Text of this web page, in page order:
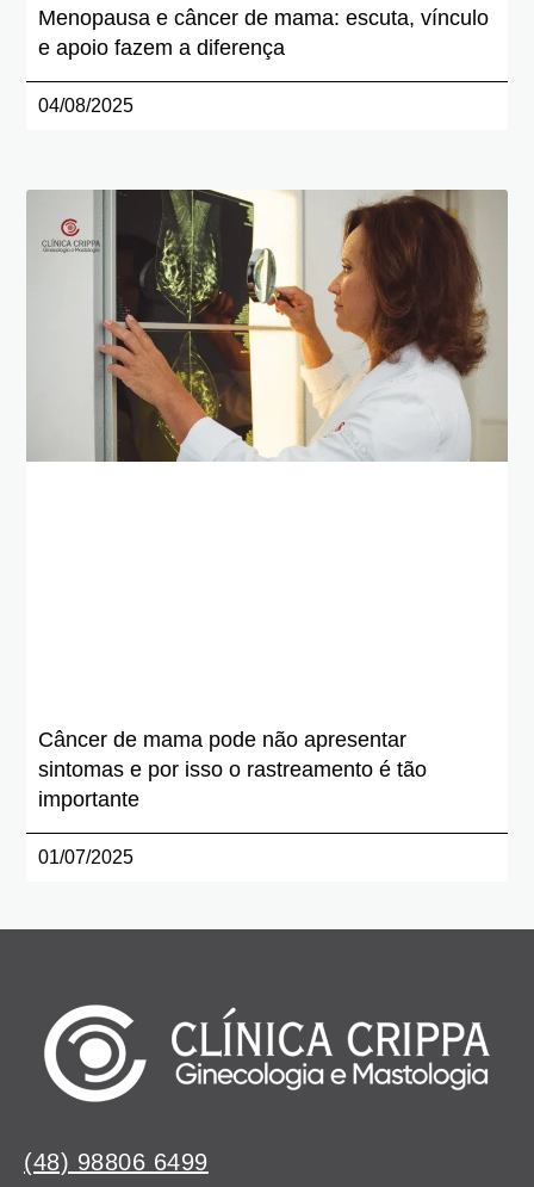
Menopausa e câncer de mama: escuta, vínculo
e apoio fazem a diferença
04/08/2025
Câncer de mama pode não apresentar
sintomas e por isso o rastreamento é tão
importante
01/07/2025
(48) 98806 6499